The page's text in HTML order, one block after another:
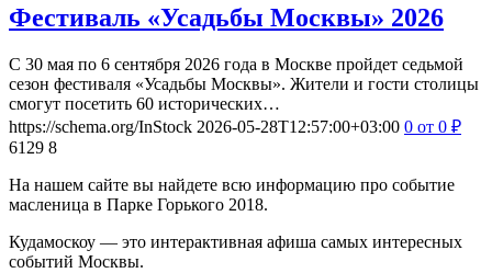
Фестиваль «Усадьбы Москвы» 2026
С 30 мая по 6 сентября 2026 года в Москве пройдет седьмой
сезон фестиваля «Усадьбы Москвы». Жители и гости столицы
смогут посетить 60 исторических…
https://schema.org/InStock 2026-05-28T12:57:00+03:00 0 от 0 ₽
6129 8
На нашем сайте вы найдете всю информацию про событие
масленица в Парке Горького 2018.
Кудамоскоу — это интерактивная афиша самых интересных
событий Москвы.